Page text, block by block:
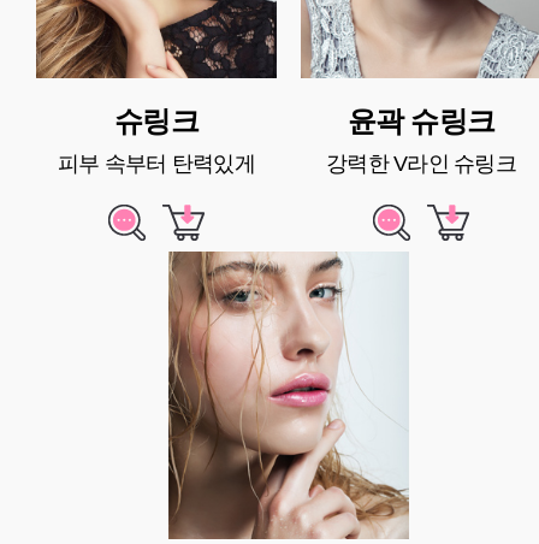
슈링크
피부 속부터 탄력있게
윤곽 슈링크
강력한 V라인 슈링크